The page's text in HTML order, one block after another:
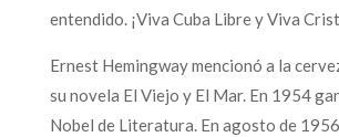
entendido. ¡Viva Cuba Libre y Viva
Ernest Hemingway mencionó a la
su novela El Viejo y El Mar. En 1954
Nobel de Literatura. En agosto de